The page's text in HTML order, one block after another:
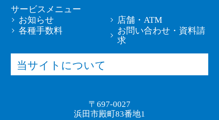
情報が、その正確性・最新性維持、
苦情処理、個人信用情報機関による
加盟会員に対する規則遵守状況のﾓﾆ
ﾀﾘﾝｸﾞ等の個人情報の保護と適正な
利用の確保のために必要な範囲内に
おいて、個人信用情報機関およびそ
第1条第2項第10号および 第11号に
同意しない場合に限り、これを理由
に当金庫が本契約をお断りすること
10号および第11号に同意しない場
第５条(個人信用情報機関の利用・
ため
（11）提携会社等の商品やｻｰﾋﾞｽに
関する各種ご提案のため
（12）各種お取引の解約やお取引解
約後の事後管理のため
（14）当金庫が利用する個人信用情
報機関（以下「機関」という）が信
サービスメニュー
お知らせ
店舗・ATM
各種手数料
お問い合わせ・資料請
求
当サイトについて
〒697-0027
浜田市殿町83番地1